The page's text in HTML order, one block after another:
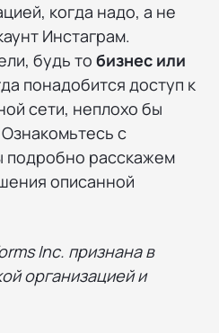
когда надо, а не
Инстаграм.
будь то бизнес или
понадобится доступ к
сети, неплохо бы
с
подробно расскажем
описанной
Inc. признана в
организацией и